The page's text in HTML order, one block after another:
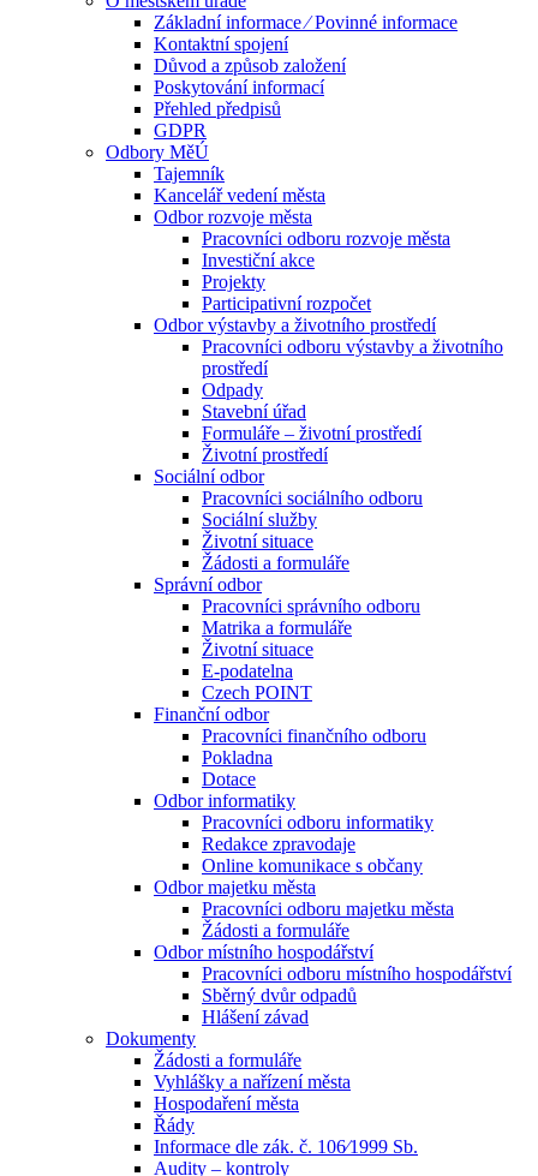
Základní informace ⁄ Povinné informace
Kontaktní spojení
Důvod a způsob založení
Poskytování informací
Přehled předpisů
GDPR
Odbory MěÚ
Tajemník
Kancelář vedení města
Odbor rozvoje města
Pracovníci odboru rozvoje města
Investiční akce
Projekty
Participativní rozpočet
Odbor výstavby a životního prostředí
Pracovníci odboru výstavby a životního
prostředí
Odpady
Stavební úřad
Formuláře – životní prostředí
Životní prostředí
Sociální odbor
Pracovníci sociálního odboru
Sociální služby
Životní situace
Žádosti a formuláře
Správní odbor
Pracovníci správního odboru
Matrika a formuláře
Životní situace
E-podatelna
Czech POINT
Finanční odbor
Pracovníci finančního odboru
Pokladna
Dotace
Odbor informatiky
Pracovníci odboru informatiky
Redakce zpravodaje
Online komunikace s občany
Odbor majetku města
Pracovníci odboru majetku města
Žádosti a formuláře
Odbor místního hospodářství
Pracovníci odboru místního hospodářství
Sběrný dvůr odpadů
Hlášení závad
Dokumenty
Žádosti a formuláře
Vyhlášky a nařízení města
Hospodaření města
Řády
Informace dle zák. č. 106⁄1999 Sb.
Audity – kontroly